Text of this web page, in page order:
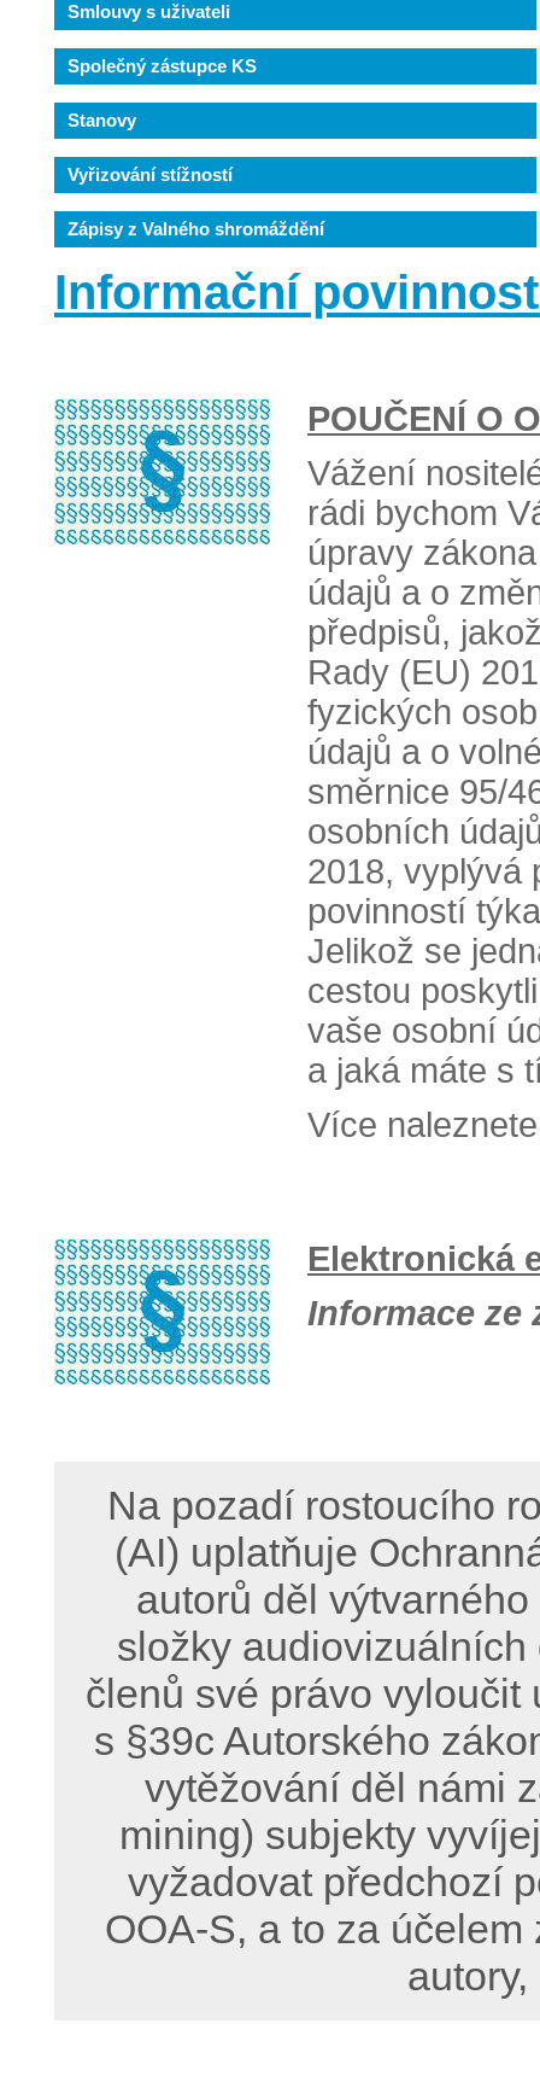
Smlouvy s uživateli
Společný zástupce KS
Stanovy
Vyřizování stížností
Zápisy z Valného shromáždění
Informační
POUČENÍ O
Vážení
rádi bychom
úpravy
údajů a o
předpisů,
Rady (EU)
fyzických
údajů a o
směrnice 95/
osobních
2018, vyplývá
povinností
Jelikož se
cestou
vaše osobní
a jaká máte s
Více
Elektronická
Informace ze
Na pozadí rostoucího
(AI) uplatňuje
autorů děl
složky
členů své právo
s §39c Autorského
vytěžování děl námi
mining) subjekty
vyžadovat předchozí
OOA-S, a to za